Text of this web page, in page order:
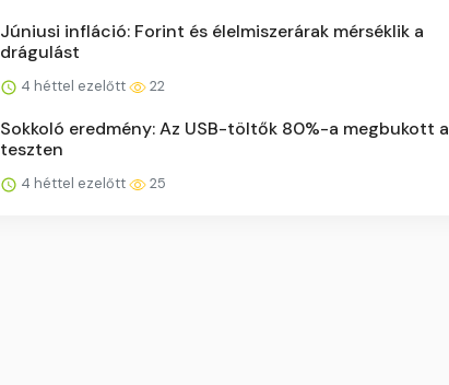
Júniusi infláció: Forint és élelmiszerárak mérséklik a
drágulást
4 héttel ezelőtt 22
Sokkoló eredmény: Az USB-töltők 80%-a megbukott a
teszten
4 héttel ezelőtt 25